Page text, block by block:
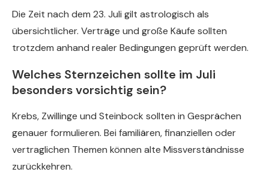
Die Zeit nach dem 23. Juli gilt astrologisch als
übersichtlicher. Verträge und große Käufe sollten
trotzdem anhand realer Bedingungen geprüft werden.
Welches Sternzeichen sollte im Juli
besonders vorsichtig sein?
Krebs, Zwillinge und Steinbock sollten in Gesprächen
genauer formulieren. Bei familiären, finanziellen oder
vertraglichen Themen können alte Missverständnisse
zurückkehren.